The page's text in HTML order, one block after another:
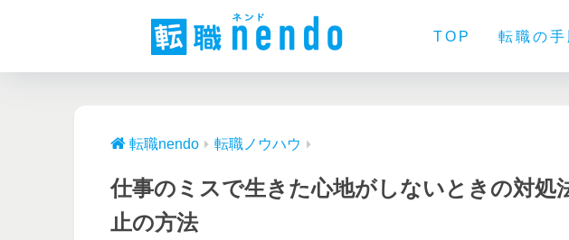
TOP 転職の手
転職nendo 転職ノウハウ
仕事のミスで生きた心地がしないときの対処
止の方法